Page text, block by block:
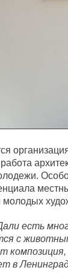
есть
с
в